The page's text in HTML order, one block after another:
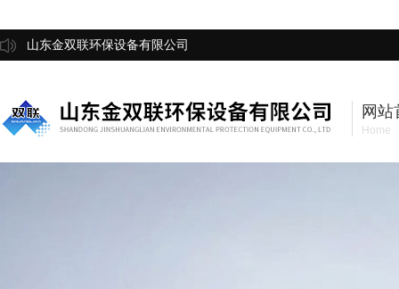
山东金双联环保设备有限公司
网站
Home